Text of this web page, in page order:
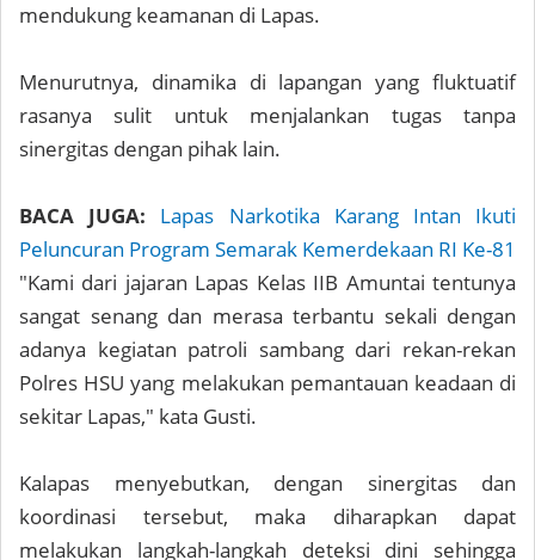
mendukung keamanan di Lapas.
Menurutnya, dinamika di lapangan yang fluktuatif
rasanya sulit untuk menjalankan tugas tanpa
sinergitas dengan pihak lain.
BACA JUGA:
Lapas Narkotika Karang Intan Ikuti
Peluncuran Program Semarak Kemerdekaan RI Ke-81
"Kami dari jajaran Lapas Kelas IIB Amuntai tentunya
sangat senang dan merasa terbantu sekali dengan
adanya kegiatan patroli sambang dari rekan-rekan
Polres HSU yang melakukan pemantauan keadaan di
sekitar Lapas," kata Gusti.
Kalapas menyebutkan, dengan sinergitas dan
koordinasi tersebut, maka diharapkan dapat
melakukan langkah-langkah deteksi dini sehingga